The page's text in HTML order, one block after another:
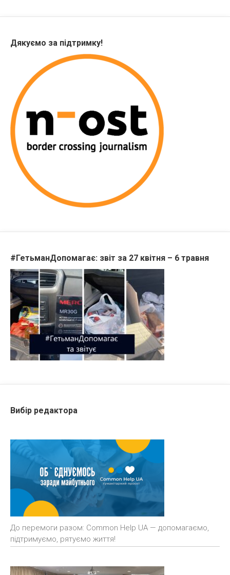
Дякуємо за підтримку!
#ГетьманДопомагає: звіт за 27 квітня – 6 травня
Вибір редактора
До перемоги разом: Common Help UA — допомагаємо,
підтримуємо, рятуємо життя!